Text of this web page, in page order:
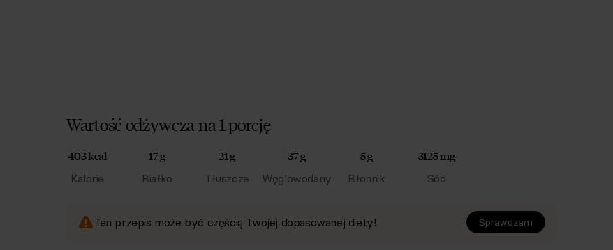
Wartość odżywcza na 1 porcję
403 kcal
Kalorie
17 g
Białko
21 g
Tłuszcze
37 g
Węglowodany
5 g
Błonnik
3125 mg
Sód
Ten przepis może być częścią Twojej dopasowanej diety! Sprawdzam